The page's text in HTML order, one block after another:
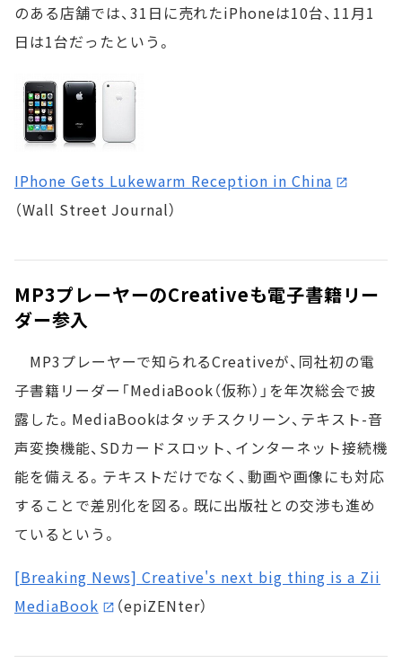
のある店舗では、31日に売れたiPhoneは10台、11月1
日は1台だったという。
IPhone Gets Lukewarm Reception in China
（Wall Street Journal）
MP3プレーヤーのCreativeも電子書籍リー
ダー参入
MP3プレーヤーで知られるCreativeが、同社初の電
子書籍リーダー「MediaBook（仮称）」を年次総会で披
露した。MediaBookはタッチスクリーン、テキスト-音
声変換機能、SDカードスロット、インターネット接続機
能を備える。テキストだけでなく、動画や画像にも対応
することで差別化を図る。既に出版社との交渉も進め
ているという。
[Breaking News] Creative's next big thing is a Zii
MediaBook
（epiZENter）